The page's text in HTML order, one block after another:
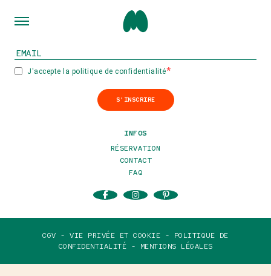
INSCRIVEZ-VOUS À NOTRE NEWSLETTER
J'accepte la politique de confidentialité
S'INSCRIRE
INFOS
RÉSERVATION
CONTACT
FAQ
CGV - VIE PRIVÉE ET COOKIE -
POLITIQUE DE
CONFIDENTIALITÉ -
MENTIONS LÉGALES